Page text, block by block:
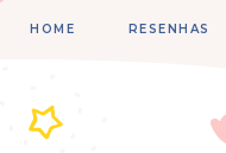
HOME RESENHAS